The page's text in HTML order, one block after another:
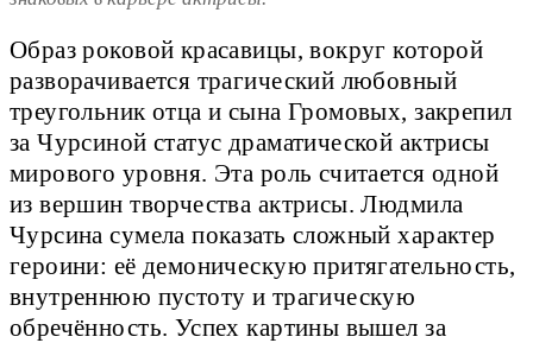
Образ роковой красавицы, вокруг которой
разворачивается трагический любовный
треугольник отца и сына Громовых, закрепил
за Чурсиной статус драматической актрисы
мирового уровня. Эта роль считается одной
из вершин творчества актрисы. Людмила
Чурсина сумела показать сложный характер
героини: её демоническую притягательность,
внутреннюю пустоту и трагическую
обречённость. Успех картины вышел за